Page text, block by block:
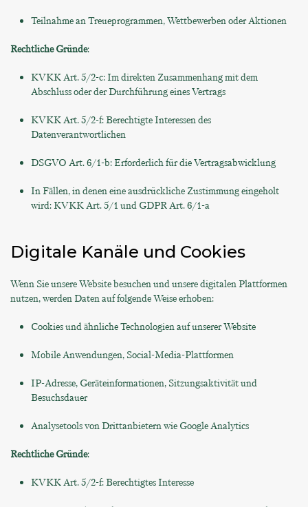
Teilnahme an Treueprogrammen, Wettbewerben oder Aktionen
Rechtliche Gründe:
KVKK Art. 5/2-c: Im direkten Zusammenhang mit dem
Abschluss oder der Durchführung eines Vertrags
KVKK Art. 5/2-f: Berechtigte Interessen des
Datenverantwortlichen
DSGVO Art. 6/1-b: Erforderlich für die Vertragsabwicklung
In Fällen, in denen eine ausdrückliche Zustimmung eingeholt
wird: KVKK Art. 5/1 und GDPR Art. 6/1-a
Digitale Kanäle und Cookies
Wenn Sie unsere Website besuchen und unsere digitalen Plattformen
nutzen, werden Daten auf folgende Weise erhoben:
Cookies und ähnliche Technologien auf unserer Website
Mobile Anwendungen, Social-Media-Plattformen
IP-Adresse, Geräteinformationen, Sitzungsaktivität und
Besuchsdauer
Analysetools von Drittanbietern wie Google Analytics
Rechtliche Gründe:
KVKK Art. 5/2-f: Berechtigtes Interesse